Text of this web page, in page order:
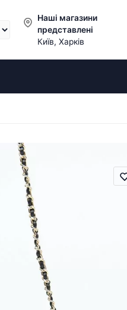
Наші магазини
представлені
Київ, Харків